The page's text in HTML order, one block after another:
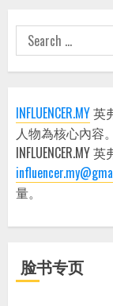
Search
for:
INFLUENCER.MY英
人物為核心內容
量。
脸书专页